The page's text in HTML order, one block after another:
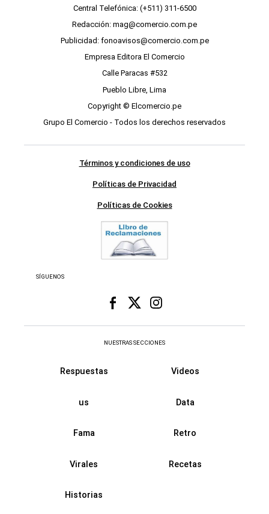
Central Telefónica: (+511) 311-6500
Redacción: mag@comercio.com.pe
Publicidad: fonoavisos@comercio.com.pe
Empresa Editora El Comercio
Calle Paracas #532
Pueblo Libre, Lima
Copyright © Elcomercio.pe
Grupo El Comercio - Todos los derechos reservados
Términos y condiciones de uso
Políticas de Privacidad
Políticas de Cookies
SÍGUENOS
NUESTRAS SECCIONES
Respuestas Videos
us Data
Fama Retro
Virales Recetas
Historias